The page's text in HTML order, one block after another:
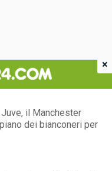
il Manchester
dei bianconeri per
×